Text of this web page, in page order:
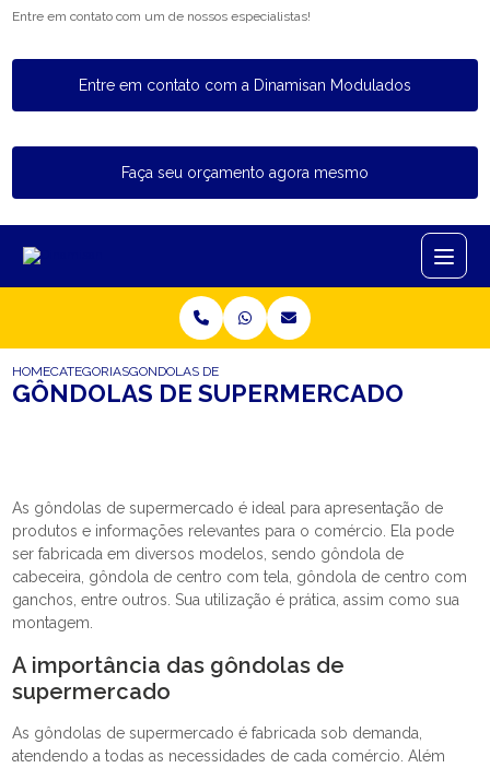
Entre em contato com um de nossos especialistas!
Entre em contato com a Dinamisan Modulados
Faça seu orçamento agora mesmo
HOMECATEGORIASGONDOLAS DE SUPERMERCADO
GÔNDOLAS DE SUPERMERCADO
As gôndolas de supermercado é ideal para apresentação de
produtos e informações relevantes para o comércio. Ela pode
ser fabricada em diversos modelos, sendo gôndola de
cabeceira, gôndola de centro com tela, gôndola de centro com
ganchos, entre outros. Sua utilização é prática, assim como sua
montagem.
A importância das gôndolas de
supermercado
As gôndolas de supermercado é fabricada sob demanda,
atendendo a todas as necessidades de cada comércio. Além